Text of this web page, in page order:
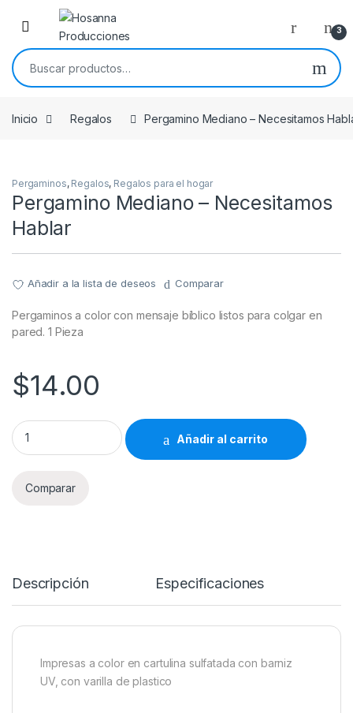
Skip to navigation
Skip to content
3
Buscar por:
Inicio Regalos Pergamino Mediano – Necesitamos
Pergaminos, Regalos, Regalos para el hogar
Pergamino Mediano – Necesitamos
Hablar
Añadir a la lista de deseos Comparar
Pergaminos a color con mensaje bíblico listos para colgar en
pared. 1 Pieza
$14.00
Pergamino Mediano - Necesitamos Hablar quantity
Añadir al carrito
Comparar
Descripción Especificaciones
Impresas a color en cartulina sulfatada con barniz
UV, con varilla de plastico